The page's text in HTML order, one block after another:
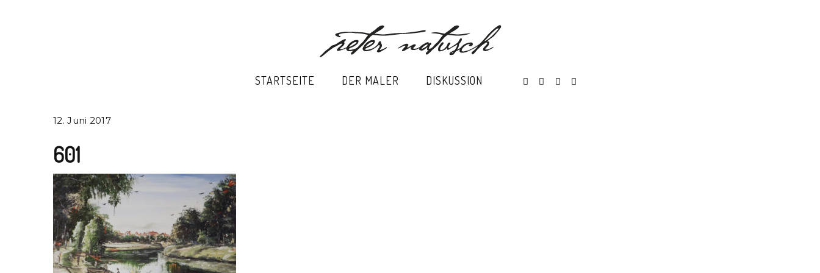
STARTSEITE DER MALER DISKUSSION
12. Juni 2017
601